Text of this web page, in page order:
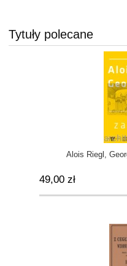
Tytuły polecane
Alois Riegl,
49,00 zł